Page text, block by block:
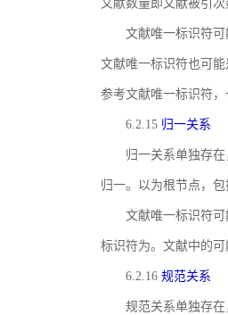
文献数量即文献被引
文献唯一标识符
文献唯一标识符也可
参考文献唯一标识符
6.2.15 归一关系
归一关系单独存
归一。以为根节点，
文献唯一标识符
标识符为。文献中的
6.2.16 规范关系
规范关系单独存